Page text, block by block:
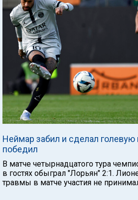
Неймар забил и сделал
победил
В матче четырнадцатого тура
в гостях обыграл "Лорьян" 2:1.
травмы в матче участия не